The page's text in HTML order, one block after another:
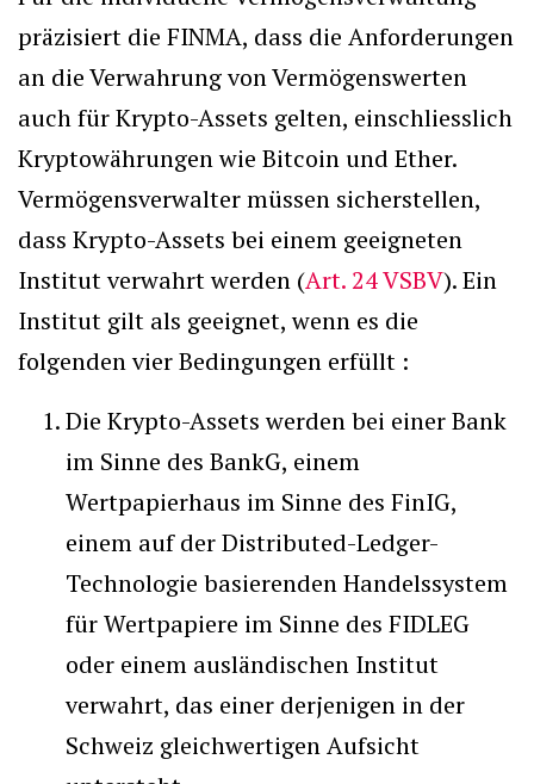
präzisiert die FINMA, dass die Anforderungen
an die Verwahrung von Vermögenswerten
auch für Krypto-Assets gelten, einschliesslich
Kryptowährungen wie Bitcoin und Ether.
Vermögensverwalter müssen sicherstellen,
dass Krypto-Assets bei einem geeigneten
Institut verwahrt werden (Art. 24 VSBV). Ein
Institut gilt als geeignet, wenn es die
folgenden vier Bedingungen erfüllt :
Die Krypto-Assets werden bei einer Bank
im Sinne des BankG, einem
Wertpapierhaus im Sinne des FinIG,
einem auf der Distributed-Ledger-
Technologie basierenden Handelssystem
für Wertpapiere im Sinne des FIDLEG
oder einem ausländischen Institut
verwahrt, das einer derjenigen in der
Schweiz gleichwertigen Aufsicht